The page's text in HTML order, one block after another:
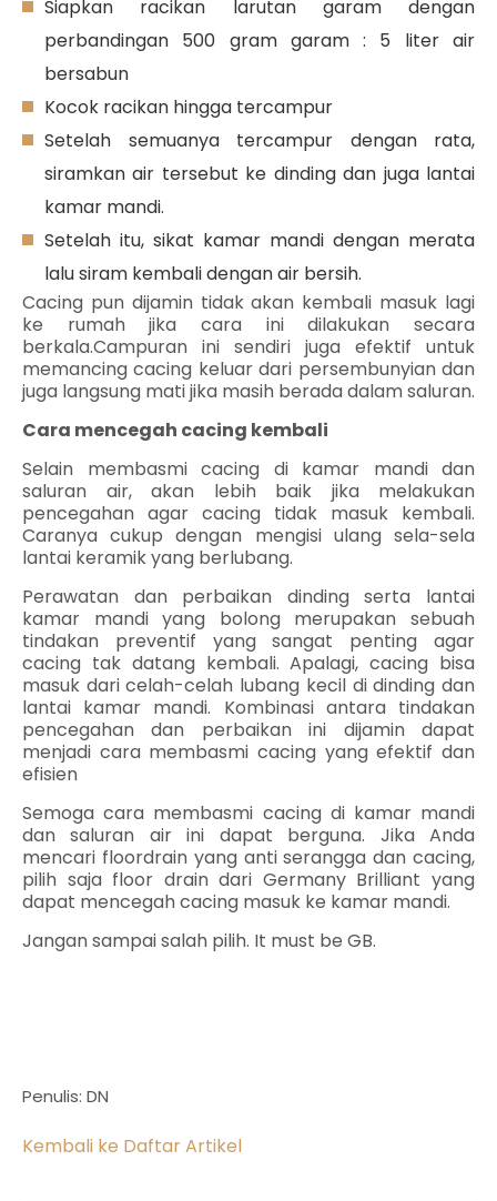
Siapkan racikan larutan garam dengan
perbandingan 500 gram garam : 5 liter air
bersabun
Kocok racikan hingga tercampur
Setelah semuanya tercampur dengan rata,
siramkan air tersebut ke dinding dan juga lantai
kamar mandi.
Setelah itu, sikat kamar mandi dengan merata
lalu siram kembali dengan air bersih.
Cacing pun dijamin tidak akan kembali masuk lagi
ke rumah jika cara ini dilakukan secara
berkala.Campuran ini sendiri juga efektif untuk
memancing cacing keluar dari persembunyian dan
juga langsung mati jika masih berada dalam saluran.
Cara mencegah cacing kembali
Selain membasmi cacing di kamar mandi dan
saluran air, akan lebih baik jika melakukan
pencegahan agar cacing tidak masuk kembali.
Caranya cukup dengan mengisi ulang sela-sela
lantai keramik yang berlubang.
Perawatan dan perbaikan dinding serta lantai
kamar mandi yang bolong merupakan sebuah
tindakan preventif yang sangat penting agar
cacing tak datang kembali. Apalagi, cacing bisa
masuk dari celah-celah lubang kecil di dinding dan
lantai kamar mandi. Kombinasi antara tindakan
pencegahan dan perbaikan ini dijamin dapat
menjadi cara membasmi cacing yang efektif dan
efisien
Semoga cara membasmi cacing di kamar mandi
dan saluran air ini dapat berguna. Jika Anda
mencari floordrain yang anti serangga dan cacing,
pilih saja floor drain dari Germany Brilliant yang
dapat mencegah cacing masuk ke kamar mandi.
Jangan sampai salah pilih. It must be GB.
Penulis: DN
Kembali ke Daftar Artikel